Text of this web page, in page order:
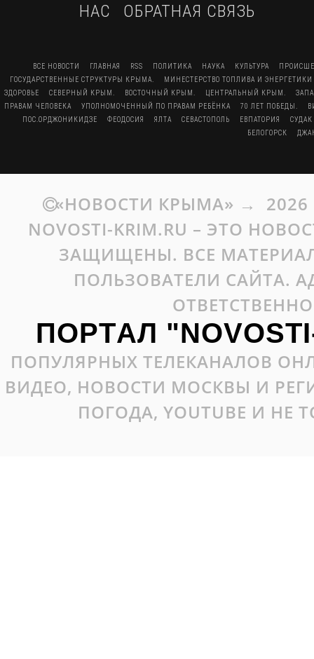
НАС
ОБРАТНАЯ СВЯЗЬ
ВСЕ НОВОСТИ ГЛАВНАЯ RSS ПОЛИТИКА НАУКА КУЛЬТУРА
ГОСУДАРСТВЕННЫЕ СТРУКТУРЫ КРЫМА.
МИНЕСТЕРСТВО ТОПЛИВА И
ЗДОРОВЬЕ
СЕВЕРНЫЙ КРЫМ. ВОСТОЧНЫЙ КРЫМ. ЦЕНТРАЛЬНЫЙ КРЫМ.
ПРАВАМ ЧЕЛОВЕКА
УПОЛНОМОЧЕННЫЙ ПО ПРАВАМ РЕБЁНКА 70 ЛЕТ ПОБЕДЫ.
ПОС.ОРДЖОНИКИДЗЕ
ФЕОДОСИЯ ЯЛТА СЕВАСТОПОЛЬ ЕВПАТОРИЯ
СУДАК
БЕЛОГОРСК
«НОВОСТИ КРЫМА» → 2026
NOVOSTI-KRIM.RU – ЭТО
ЗАЩИЩЕНЫ. ВСЕ
ПОЛЬЗОВАТЕЛИ САЙТА.
ПОРТАЛ
ПОПУЛЯРНЫХ ТЕЛЕКАНАЛОВ
ВИДЕО, НОВОСТИ МОСКВЫ И
ПОГОДА, YOUTUBE И